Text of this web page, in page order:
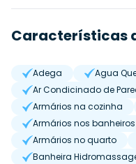
Características
Adega
Agua
Ar Condicinado de
Armários na cozinha
Armários nos banheiros
Armários no quarto
Banheira